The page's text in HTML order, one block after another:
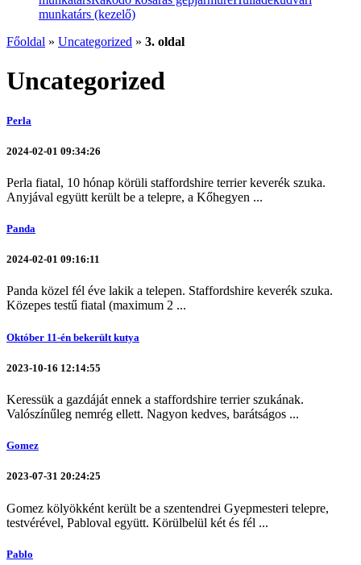
munkatárs (kezelő)
Főoldal » Uncategorized » 3. oldal
Uncategorized
Perla
2024-02-01 09:34:26
Perla fiatal, 10 hónap körüli staffordshire terrier keverék szuka.
Anyjával együtt került be a telepre, a Kőhegyen ...
Panda
2024-02-01 09:16:11
Panda közel fél éve lakik a telepen. Staffordshire keverék szuka.
Közepes testű fiatal (maximum 2 ...
Október 11-én bekerült kutya
2023-10-16 12:14:55
Keressük a gazdáját ennek a staffordshire terrier szukának.
Valószínűleg nemrég ellett. Nagyon kedves, barátságos ...
Gomez
2023-07-31 20:24:25
Gomez kölyökként került be a szentendrei Gyepmesteri telepre,
testvérével, Pabloval együtt. Körülbelül két és fél ...
Pablo